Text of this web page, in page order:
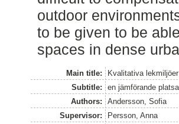
outdoor
to be given to be
spaces in dense
Main title:
Kvalitativa
Subtitle:
en jämförande
Authors:
Andersson, Sofia
Supervisor:
Persson, Anna